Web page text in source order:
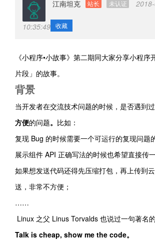
江南坦克 站长 未认证
10:35:49 收藏
《小程序•小故事》第二期同大家分享小程序
片段」的故事。
背景
当开发者在交流技术问题的时候，是否遇到过
方便的问题。 比如：
复现 Bug 的时候需要一个可运行的复现问题
展示组件 API 正确写法的时候也希望直接传
如果想发送代码还得先压缩打包，再上传到
送，非常不方便；
……
Linux 之父 Linus Torvalds 也说过一句著名
Talk is cheap, show me the code。